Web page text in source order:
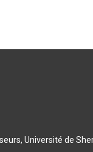
Université de